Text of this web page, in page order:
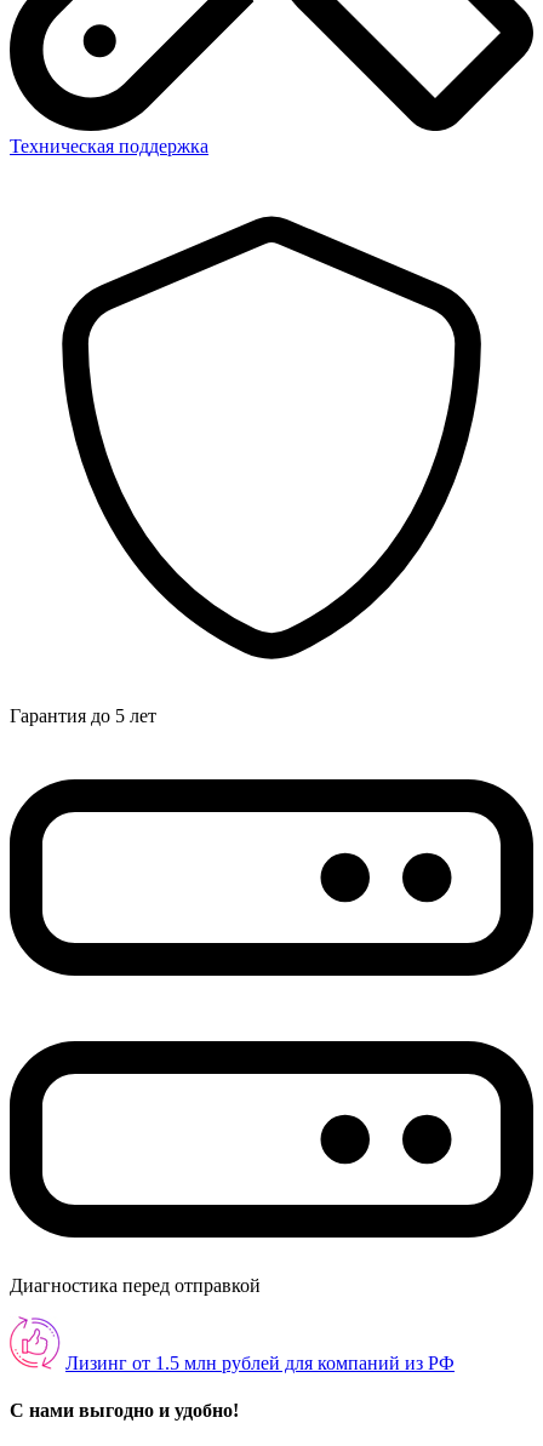
Техническая поддержка
Гарантия до 5 лет
Диагностика перед отправкой
Лизинг от 1.5 млн рублей для компаний из РФ
С нами выгодно и удобно!